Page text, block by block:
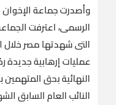
وأصدرت جماعة الإخوان
الرسمى، اعترفت
التى شهدتها مصر خلال
عمليات إرهابية جديدة
النهائية بحق
النائب العام السابق